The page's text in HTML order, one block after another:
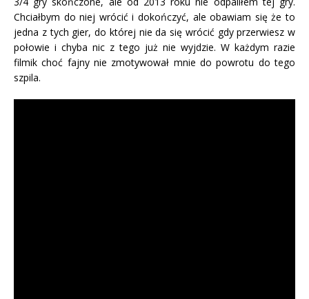
Chciałbym do niej wrócić i dokończyć, ale obawiam się że to
jedna z tych gier, do której nie da się wrócić gdy przerwiesz w
połowie i chyba nic z tego już nie wyjdzie. W każdym razie
filmik choć fajny nie zmotywował mnie do powrotu do tego
szpila.